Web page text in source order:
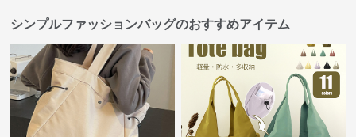
シンプルファッションバッグのおすすめアイテム